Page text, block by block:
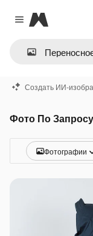
Close menu
Magnific
Создать ИИ-
Фото По
Фотографии